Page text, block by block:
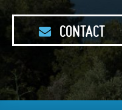
CONTACT